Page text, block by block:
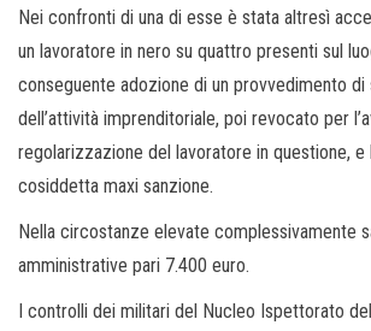
Nei confronti di una di esse è stata altresì
un lavoratore in nero su quattro presenti sul
conseguente adozione di un provvedimento di
dell’attività imprenditoriale, poi revocato per
regolarizzazione del lavoratore in questione, e
cosiddetta maxi sanzione.
Nella circostanze elevate complessivamente
amministrative pari 7.400 euro.
I controlli dei militari del Nucleo Ispettorato